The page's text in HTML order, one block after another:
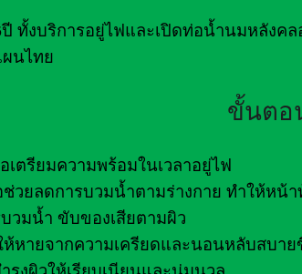
ทั้งบริการอยู่ไฟและเปิดท่อน้ำนมหลังค
นไทย
ขั้นตอ
เตรียมความพร้อมในเวลาอยู่ไฟ
วยลดการบวมน้ำตามร่างกาย ทำให้หน้า
วมน้ำ ขับของเสียตามผิว
หายจากความเครียดและนอนหลับสบา